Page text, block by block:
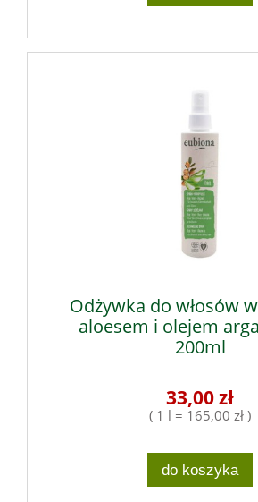
Odżywka do włosów
aloesem i olejem
200ml
33,00 zł
( 1 l = 165,00 zł )
do koszyka